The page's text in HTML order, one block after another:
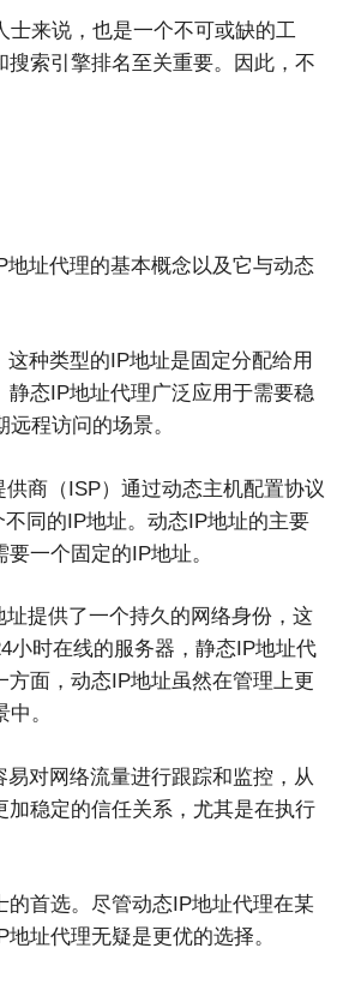
士来说，也是一个不可或缺的工
索引擎排名至关重要。因此，不
址代理的基本概念以及它与动态
种类型的IP地址是固定分配给用
态IP地址代理广泛应用于需要稳
程访问的场景。
商（ISP）通过动态主机配置协议
同的IP地址。动态IP地址的主要
一个固定的IP地址。
提供了一个持久的网络身份，这
小时在线的服务器，静态IP地址代
面，动态IP地址虽然在管理上更
。
对网络流量进行跟踪和监控，从
稳定的信任关系，尤其是在执行
首选。尽管动态IP地址代理在某
址代理无疑是更优的选择。